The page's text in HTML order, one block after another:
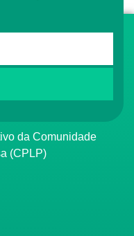
(CPLP)